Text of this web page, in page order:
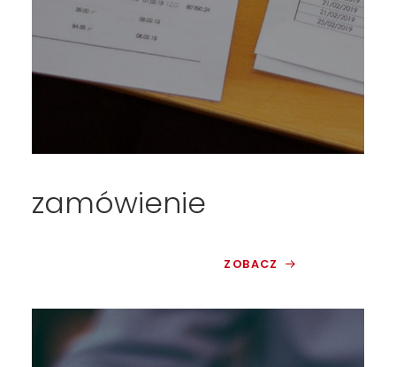
zamówienie
ZOBACZ